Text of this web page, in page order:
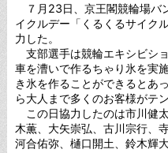
７月23日、京王閣競輪場バ
イクルデー「くるくるサイク
力した。
支部選手は競輪エキシビシ
車を漕いで作るちゃり氷を実
き氷を作ることができるとあ
ら大人まで多くのお客様がテ
この日協力したのは市川健
木薫、大矢崇弘、古川宗行、
河合佑弥、樋口開土、鈴木輝